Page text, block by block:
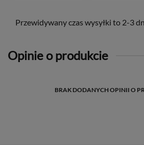
Przewidywany czas wysyłki to 2-3
Opinie o produkcie
BRAK DODANYCH OPINII O